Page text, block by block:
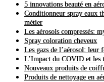
5 innovations beauté en
Conditionneur spray eaux
métier
Les aérosols compressés:
Spray coloration cheveux
Les gazs de l’aérosol:
L’Impact du COVID et les
Nouveaux produits de
Produits de nettoyage en